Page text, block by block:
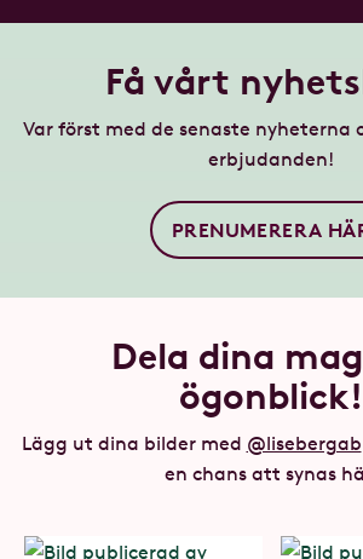
Få vårt
Var först med de senaste nyheterna
erbjudanden!
PRENUMERERA
Dela dina
ögonblick!
Lägg ut dina bilder med @lisebergab
en chans att synas